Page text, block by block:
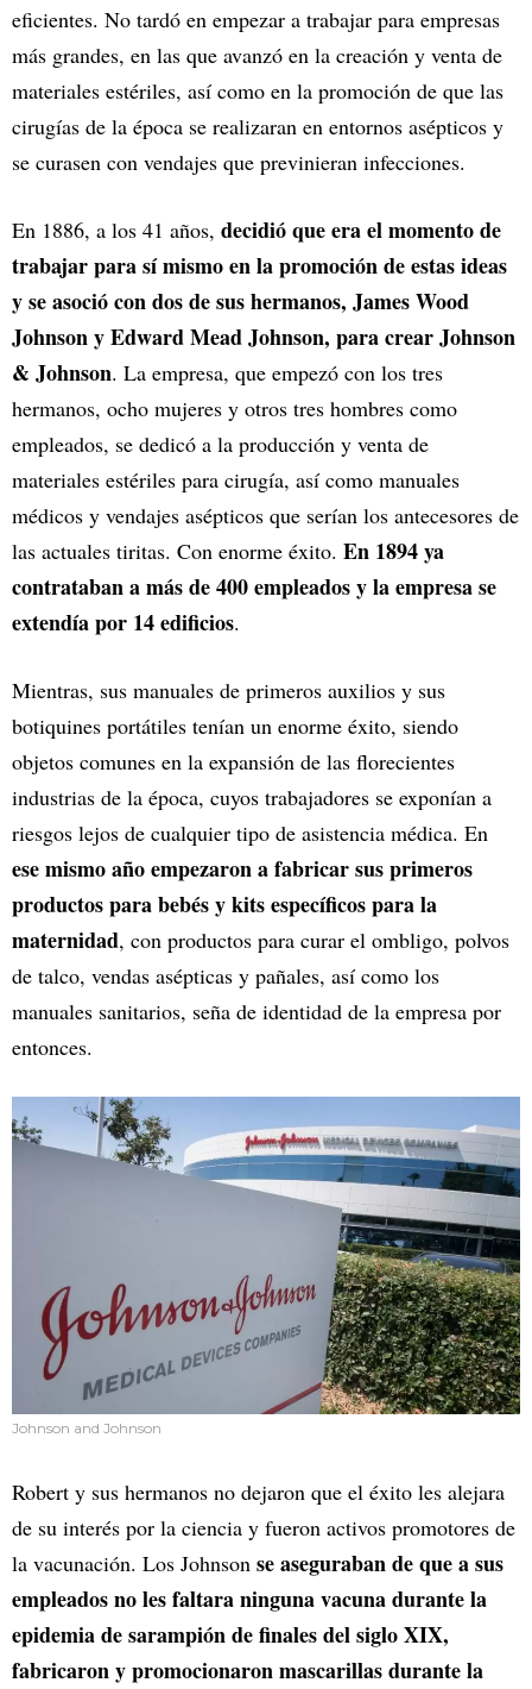
eficientes. No tardó en empezar a trabajar para empresas
más grandes, en las que avanzó en la creación y venta de
materiales estériles, así como en la promoción de que las
cirugías de la época se realizaran en entornos asépticos y
se curasen con vendajes que previnieran infecciones.
En 1886, a los 41 años, decidió que era el momento de
trabajar para sí mismo en la promoción de estas ideas
y se asoció con dos de sus hermanos, James Wood
Johnson y Edward Mead Johnson, para crear Johnson
& Johnson. La empresa, que empezó con los tres
hermanos, ocho mujeres y otros tres hombres como
empleados, se dedicó a la producción y venta de
materiales estériles para cirugía, así como manuales
médicos y vendajes asépticos que serían los antecesores de
las actuales tiritas. Con enorme éxito. En 1894 ya
contrataban a más de 400 empleados y la empresa se
extendía por 14 edificios.
Mientras, sus manuales de primeros auxilios y sus
botiquines portátiles tenían un enorme éxito, siendo
objetos comunes en la expansión de las florecientes
industrias de la época, cuyos trabajadores se exponían a
riesgos lejos de cualquier tipo de asistencia médica. En
ese mismo año empezaron a fabricar sus primeros
productos para bebés y kits específicos para la
maternidad, con productos para curar el ombligo, polvos
de talco, vendas asépticas y pañales, así como los
manuales sanitarios, seña de identidad de la empresa por
entonces.
Johnson and Johnson
Robert y sus hermanos no dejaron que el éxito les alejara
de su interés por la ciencia y fueron activos promotores de
la vacunación. Los Johnson se aseguraban de que a sus
empleados no les faltara ninguna vacuna durante la
epidemia de sarampión de finales del siglo XIX,
fabricaron y promocionaron mascarillas durante la